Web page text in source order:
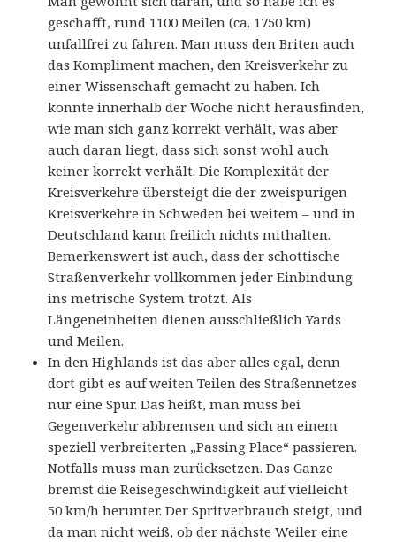
geschafft, rund 1100 Meilen (ca. 1750 km)
unfallfrei zu fahren. Man muss den Briten auch
das Kompliment machen, den Kreisverkehr zu
einer Wissenschaft gemacht zu haben. Ich
konnte innerhalb der Woche nicht herausfinden,
wie man sich ganz korrekt verhält, was aber
auch daran liegt, dass sich sonst wohl auch
keiner korrekt verhält. Die Komplexität der
Kreisverkehre übersteigt die der zweispurigen
Kreisverkehre in Schweden bei weitem – und in
Deutschland kann freilich nichts mithalten.
Bemerkenswert ist auch, dass der schottische
Straßenverkehr vollkommen jeder Einbindung
ins metrische System trotzt. Als
Längeneinheiten dienen ausschließlich Yards
und Meilen.
In den Highlands ist das aber alles egal, denn
dort gibt es auf weiten Teilen des Straßennetzes
nur eine Spur. Das heißt, man muss bei
Gegenverkehr abbremsen und sich an einem
speziell verbreiterten „Passing Place“ passieren.
Notfalls muss man zurücksetzen. Das Ganze
bremst die Reisegeschwindigkeit auf vielleicht
50 km/h herunter. Der Spritverbrauch steigt, und
da man nicht weiß, ob der nächste Weiler eine